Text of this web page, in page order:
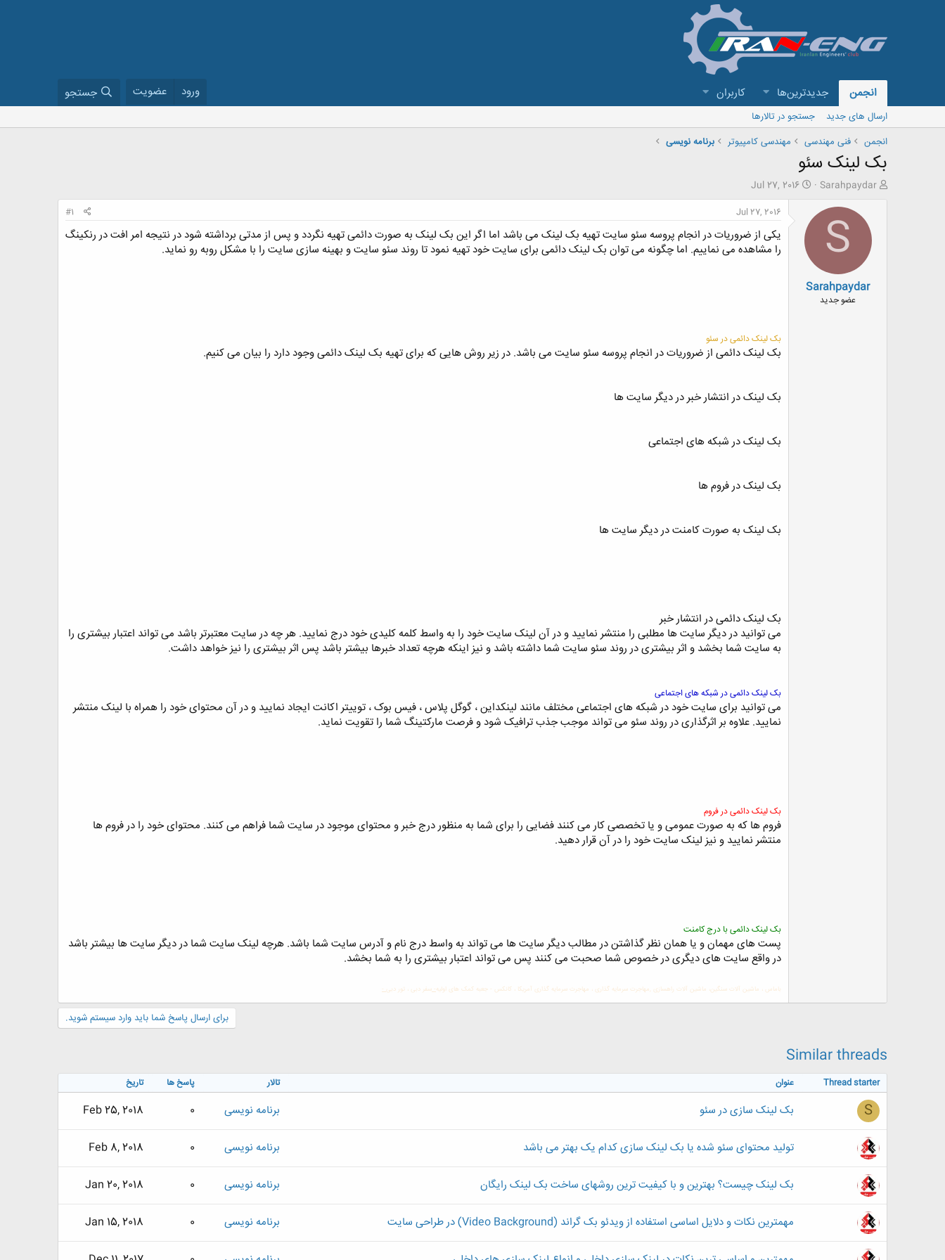
انجمن جدیدترین‌ها کاربران ورود عضویت جستجو
ارسال های جدید
جستجو در تالارها
انجمن
فنی مهندسی مهندسی کامپیوتر برنامه نویسی
بک لینک سئو
ش
Sarahpaydar
تJul 27, 2016
S
Sarahpaydar
عضو جدید
Jul 27, 2016
#1
یکی از ضروریات در انجام پروسه سئو سایت تهیه بک لینک می باشد اما اگر این بک لینک به صورت دائمی تهیه نگردد و پس از مدتی برداشته شود در نتیجه امر افت در رنکینگ
را مشاهده می نماییم. اما چگونه می توان بک لینک دائمی برای سایت خود تهیه نمود تا روند سئو سایت و بهینه سازی سایت را با مشکل روبه رو نماید.
بک لینک دائمی در سئو
بک لینک دائمی از ضروریات در انجام پروسه سئو سایت می باشد. در زیر روش هایی که برای تهیه بک لینک دائمی وجود دارد را بیان می کنیم.
بک لینک در انتشار خبر در دیگر سایت ها
بک لینک در شبکه های اجتماعی
بک لینک در فروم ها
بک لینک به صورت کامنت در دیگر سایت ها
بک لینک دائمی در انتشار خبر
می توانید در دیگر سایت ها مطلبی را منتشر نمایید و در آن لینک سایت خود را به واسط کلمه کلیدی خود درج نمایید. هر چه در سایت معتبرتر باشد می تواند اعتبار بیشتری را
به سایت شما بخشد و اثر بیشتری در روند سئو سایت شما داشته باشد و نیز اینکه هرچه تعداد خبرها بیشتر باشد پس اثر بیشتری را نیز خواهد داشت.
بک لینک دائمی در شبکه های اجتماعی
می توانید برای سایت خود در شبکه های اجتماعی مختلف مانند لینکداین ، گوگل پلاس ، فیس بوک ، توییتر اکانت ایجاد نمایید و در آن محتوای خود را همراه با لینک منتشر
نمایید. علاوه بر اثرگذاری در روند سئو می تواند موجب جذب ترافیک شود و فرصت مارکتینگ شما را تقویت نماید.
بک لینک دائمی در فروم
فروم ها که به صورت عمومی و یا تخصصی کار می کنند فضایی را برای شما به منظور درج خبر و محتوای موجود در سایت شما فراهم می کنند. محتوای خود را در فروم ها
منتشر نمایید و نیز لینک سایت خود را در آن قرار دهید.
بک لینک دائمی با درج کامنت
پست های مهمان و یا همان نظر گذاشتن در مطالب دیگر سایت ها می تواند به واسط درج نام و آدرس سایت شما باشد. هرچه لینک سایت شما در دیگر سایت ها بیشتر باشد
در واقع سایت های دیگری در خصوص شما صحبت می کنند پس می تواند اعتبار بیشتری را به شما بخشد.
باماس ، ماشین آلات سنگین، ماشین آلات راهسازی مهاجرت سرمایه گذاری ، مهاجرت سرمایه گذاری آمریکا ، کانکس - جعبه کمک های اولیه-سفر دبی ، تور دبی-
برای ارسال پاسخ شما باید وارد سیستم شوید.
Similar threads
Thread starter عنوان تالار پاسخ ها تاریخ
S بک لینک سازی در سئو برنامه نویسی 0
Feb 25, 2018
تولید محتوای سئو شده یا بک لینک سازی کدام یک بهتر می باشد برنامه نویسی 0
Feb 8, 2018
بک لینک چیست؟ بهترین و با کیفیت ترین روشهای ساخت بک لینک رایگان برنامه نویسی 0
Jan 20, 2018
مهمترین نکات و دلایل اساسی استفاده از ویدئو بک گراند (Video Background) در طراحی سایت برنامه نویسی 0
Jan 15, 2018